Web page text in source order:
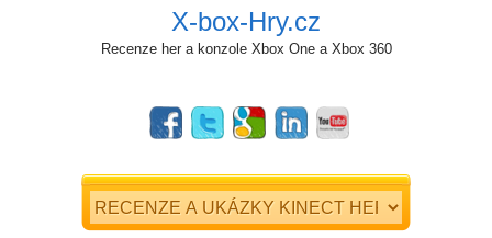
X-box-Hry.cz
Recenze her a konzole Xbox One a Xbox 360